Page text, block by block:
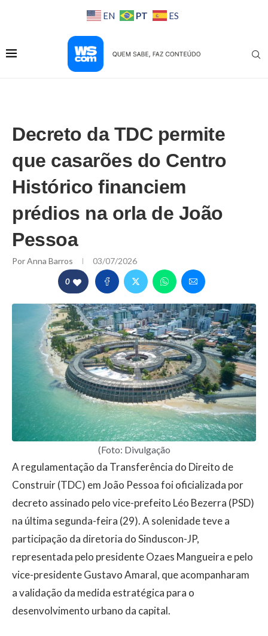
EN PT ES
Decreto da TDC permite
que casarões do Centro
Histórico financiem
prédios na orla de João
Pessoa
PorAnna Barros 03/07/2026
0
(Foto: Divulgação
A regulamentação da Transferência do Direito de
Construir (TDC) em João Pessoa foi oficializada por
decreto assinado pelo vice-prefeito Léo Bezerra (PSD)
na última segunda-feira (29). A solenidade teve a
participação da diretoria do Sinduscon-JP,
representada pelo presidente Ozaes Mangueira e pelo
vice-presidente Gustavo Amaral, que acompanharam
a validação da medida estratégica para o
desenvolvimento urbano da capital.